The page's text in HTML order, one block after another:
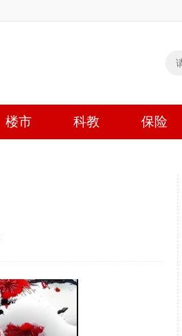
楼市 科教 保险